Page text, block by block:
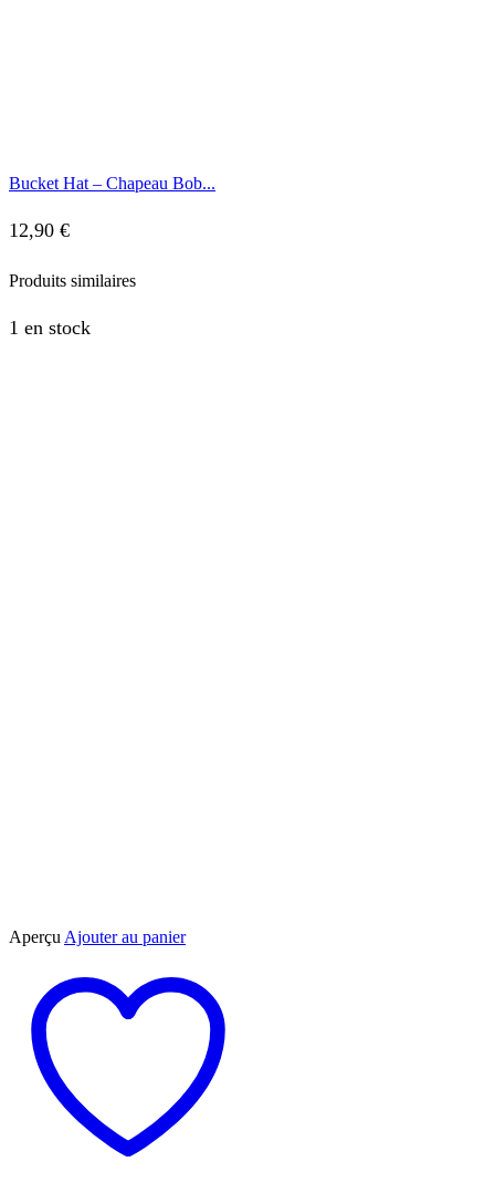
Bucket Hat – Chapeau Bob...
12,90 €
Produits similaires
1 en stock
Aperçu Ajouter au panier